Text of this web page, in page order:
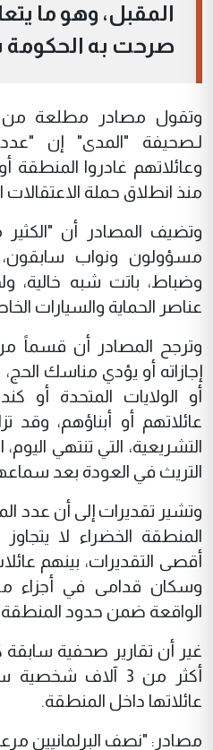
المقبل، وهو ما
صرحت به الحكومة
وتقول مصادر مطلعة من
لـصحيفة "المدى" إن
وعائلاتهم غادروا المنطقة
منذ انطلاق حملة
وتضيف المصادر أن "الكثير
مسؤولون ونواب سابقون،
وضباط، باتت شبه
عناصر الحماية والسيارات
وترجح المصادر أن قسماً
إجازاته أو يؤدي مناسك
أو الولايات المتحدة أو
عائلاتهم أو أبناؤهم، وقد
التشريعية، التي تنتهي
التريث في العودة بعد
وتشير تقديرات إلى أن عدد
أقصى التقديرات، بينهم
وسكان قدامى في أجزاء
الواقعة ضمن حدود
غير أن تقارير صحفية
أكثر من 3 آلاف
عائلاتها داخل المنطقة.
مصادر: "نصف البرلمانيين